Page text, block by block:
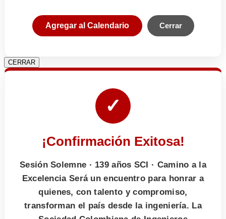
Agregar al Calendario Cerrar
CERRAR
✓
¡Confirmación Exitosa!
Sesión Solemne · 139 años SCI · Camino a la
Excelencia Será un encuentro para honrar a
quienes, con talento y compromiso,
transforman el país desde la ingeniería. La